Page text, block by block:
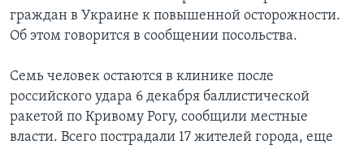
граждан в Украине к повышенной осторожности.
Об этом говорится в сообщении посольства.
Семь человек остаются в клинике после
российского удара 6 декабря баллистической
ракетой по Кривому Рогу, сообщили местные
власти. Всего пострадали 17 жителей города, еще